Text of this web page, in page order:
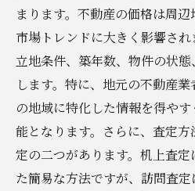
まります。不動産の価格は周
市場トレンドに大きく影響さ
立地条件、築年数、物件の状
します。特に、地元の不動産
の地域に特化した情報を得や
能となります。さらに、査定
定の二つがあります。机上査
た簡易な方法ですが、訪問査